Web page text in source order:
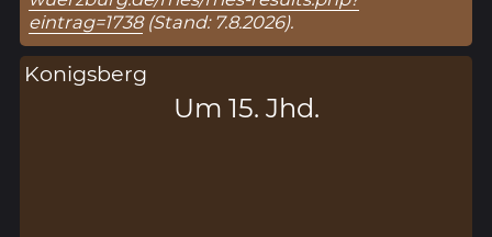
eintrag=1738(Stand: 7.8.2026).
Konigsberg
Um 15. Jhd.